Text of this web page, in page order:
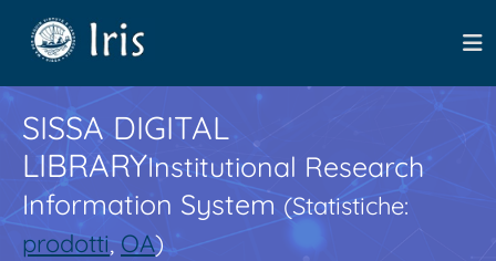
SISSA DIGITAL
LIBRARYInstitutional Research
Information System(Statistiche:
prodotti,OA)